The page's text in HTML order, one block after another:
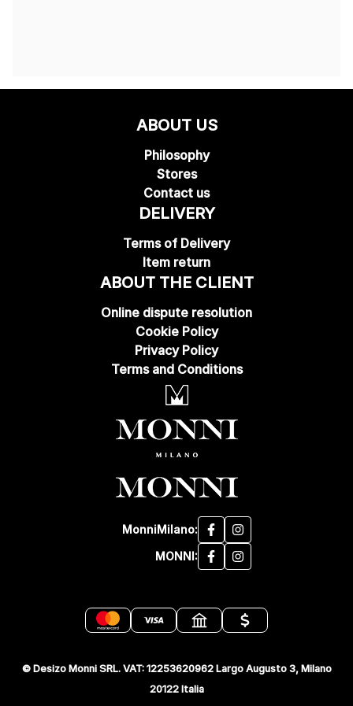
ABOUT US
Philosophy
Stores
Contact us
DELIVERY
Terms of Delivery
Item return
ABOUT THE CLIENT
Online dispute resolution
Cookie Policy
Privacy Policy
Terms and Conditions
MonniMilano:
MONNI:
© Desizo Monni SRL. VAT: 12253620962 Largo Augusto 3, Milano
20122 Italia